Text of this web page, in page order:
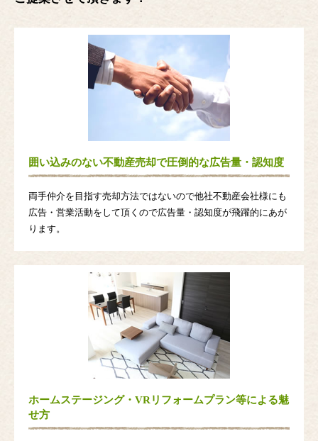
囲い込みのない不動産売却で圧倒的な広告量・認知度
両手仲介を目指す売却方法ではないので他社不動産会社様にも
広告・営業活動をして頂くので広告量・認知度が飛躍的にあが
ります。
ホームステージング・VRリフォームプラン等による魅
せ方